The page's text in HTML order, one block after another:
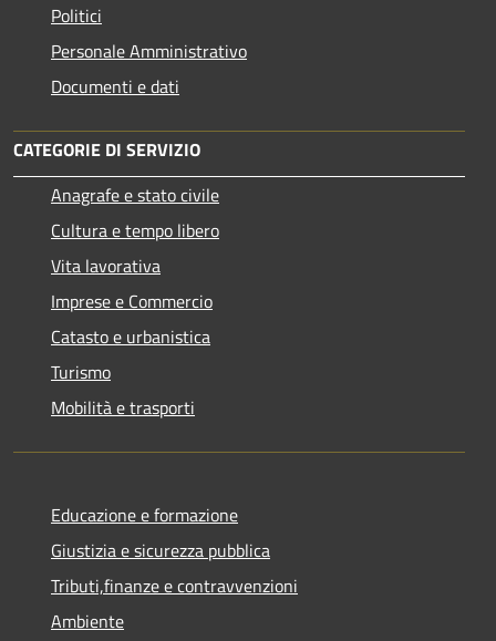
Politici
Personale Amministrativo
Documenti e dati
CATEGORIE DI SERVIZIO
Anagrafe e stato civile
Cultura e tempo libero
Vita lavorativa
Imprese e Commercio
Catasto e urbanistica
Turismo
Mobilità e trasporti
Educazione e formazione
Giustizia e sicurezza pubblica
Tributi,finanze e contravvenzioni
Ambiente